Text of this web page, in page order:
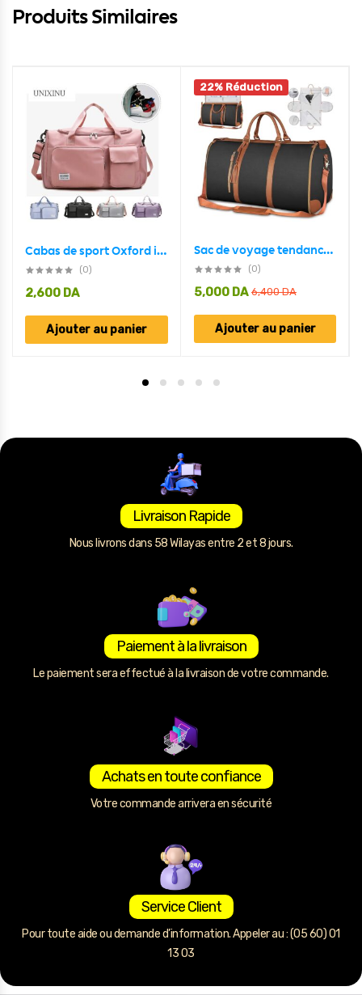
Produits Similaires
Cabas de sport Oxford imperméables pour hommes et femmes
(0)
2,600 DA
Ajouter au panier
22% Réduction
Sac de voyage tendance en PU Grand Capacité et Pliable
(0)
6,400DA
5,000 DA
Ajouter au panier
Livraison Rapide
Nous livrons dans 58 Wilayas entre 2 et 8 jours.
Paiement à la livraison
Le paiement sera effectué à la livraison de votre commande.
Achats en toute confiance
Votre commande arrivera en sécurité
Service Client
Pour toute aide ou demande d’information. Appeler au : (05 60) 01
13 03